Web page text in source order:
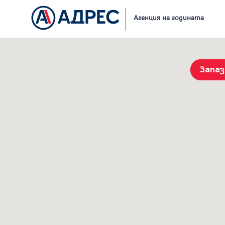
Агенция на годината
Начало Резултати от търсене